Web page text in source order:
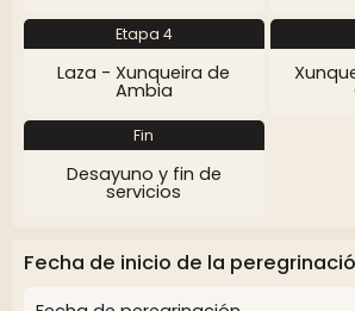
Etapa 4
Laza - Xunqueira de
Ambia
Fin
Desayuno y fin de
servicios
Fecha de inicio de la